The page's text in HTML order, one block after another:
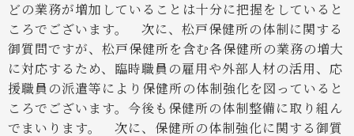
どの業務が増加していることは十分に把握をしていると
ころでございます。
次に、松戸保健所の体制に関する
御質問ですが、松戸保健所を含む各保健所の業務の増大
に対応するため、臨時職員の雇用や外部人材の活用、応
援職員の派遣等により保健所の体制強化を図っていると
ころでございます。今後も保健所の体制整備に取り組ん
でまいります。
次に、保健所の体制強化に関する御質